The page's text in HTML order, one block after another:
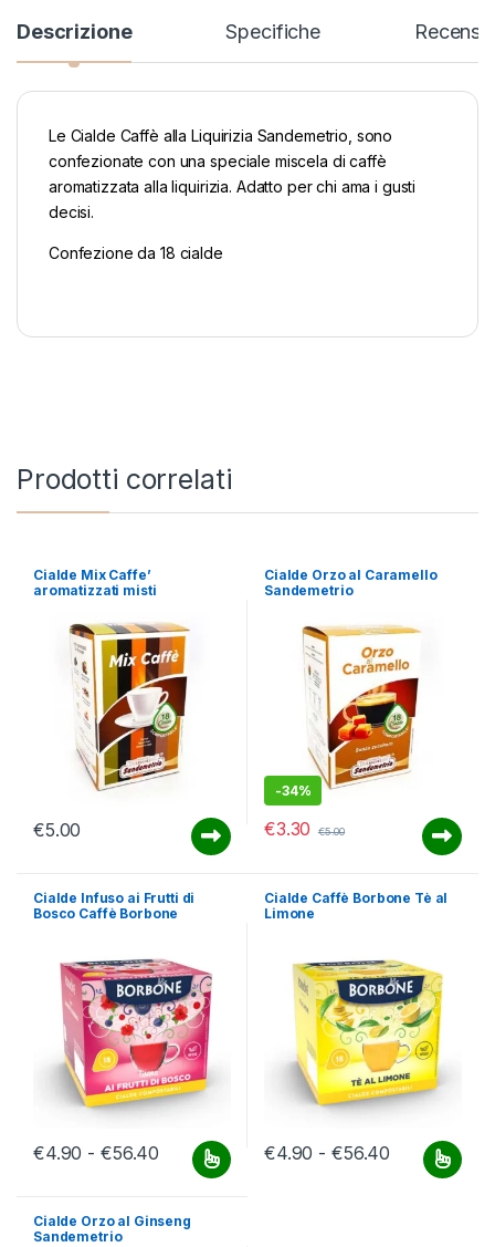
Descrizione Specifiche
Le Cialde Caffè alla Liquirizia Sandemetrio, sono
confezionate con una speciale miscela di caffè
aromatizzata alla liquirizia. Adatto per chi ama i gusti
decisi.
Confezione da 18 cialde
Prodotti correlati
Cialde Mix Caffe’
aromatizzati misti
€5.00
Cialde Orzo al Caramello
Sandemetrio
-34%
€3.30 €5.00
Cialde Infuso ai Frutti di
Bosco Caffè Borbone
€4.90 - €56.40 Fascia di prezzo: da €4.90 a €56.40
Questo prodotto ha più varianti. Le opzioni possono essere
Cialde Caffè Borbone Tè al
Limone
€4.90 - €56.40 Fascia di
Questo prodotto ha più
Cialde Orzo al Ginseng
Sandemetrio